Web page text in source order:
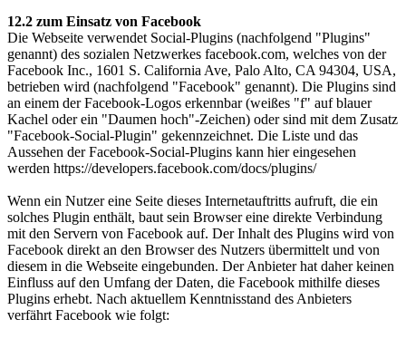
12.2 zum Einsatz von Facebook
Die Webseite verwendet Social-Plugins (nachfolgend "Plugins"
genannt) des sozialen Netzwerkes facebook.com, welches von der
Facebook Inc., 1601 S. California Ave, Palo Alto, CA 94304, USA,
betrieben wird (nachfolgend "Facebook" genannt). Die Plugins sind
an einem der Facebook-Logos erkennbar (weißes "f" auf blauer
Kachel oder ein "Daumen hoch"-Zeichen) oder sind mit dem Zusatz
"Facebook-Social-Plugin" gekennzeichnet. Die Liste und das
Aussehen der Facebook-Social-Plugins kann hier eingesehen
werden https://developers.facebook.com/docs/plugins/
Wenn ein Nutzer eine Seite dieses Internetauftritts aufruft, die ein
solches Plugin enthält, baut sein Browser eine direkte Verbindung
mit den Servern von Facebook auf. Der Inhalt des Plugins wird von
Facebook direkt an den Browser des Nutzers übermittelt und von
diesem in die Webseite eingebunden. Der Anbieter hat daher keinen
Einfluss auf den Umfang der Daten, die Facebook mithilfe dieses
Plugins erhebt. Nach aktuellem Kenntnisstand des Anbieters
verfährt Facebook wie folgt: